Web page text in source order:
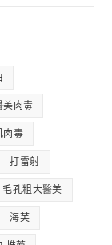
美肉毒
肉毒
打雷射
毛孔粗大醫美
海芙